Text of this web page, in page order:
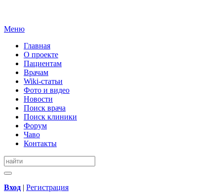
Меню
Главная
О проекте
Пациентам
Врачам
Wiki-статьи
Фото и видео
Новости
Поиск врача
Поиск клиники
Форум
Чаво
Контакты
Вход | Регистрация